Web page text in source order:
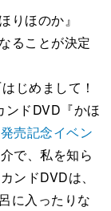
りほのか』
ることが決定
じめまして！
ンドDVD『かほ
売記念イベン
で、私を知ら
ンドDVDは、
に入ったりな